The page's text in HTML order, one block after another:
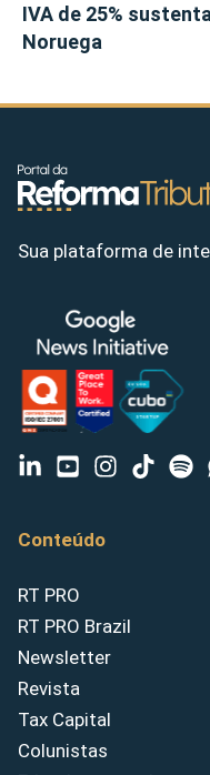
IVA de 25%
Noruega
Sua plataforma de
Conteúdo
RT PRO
RT PRO Brazil
Newsletter
Revista
Tax Capital
Colunistas